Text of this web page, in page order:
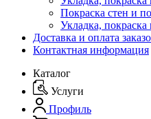
Покраска стен и
Укладка, покраска
Доставка и оплата
Контактная информация
Каталог
Услуги
Профиль